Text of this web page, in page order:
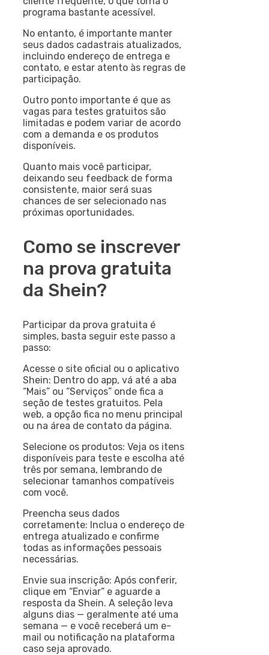
programa bastante acessível.
No entanto, é importante manter
seus dados cadastrais atualizados,
incluindo endereço de entrega e
contato, e estar atento às regras de
participação.
Outro ponto importante é que as
vagas para testes gratuitos são
limitadas e podem variar de acordo
com a demanda e os produtos
disponíveis.
Quanto mais você participar,
deixando seu feedback de forma
consistente, maior será suas
chances de ser selecionado nas
próximas oportunidades.
Como se inscrever
na prova gratuita
da Shein?
Participar da prova gratuita é
simples, basta seguir este passo a
passo:
Acesse o site oficial ou o aplicativo
Shein: Dentro do app, vá até a aba
“Mais” ou “Serviços” onde fica a
seção de testes gratuitos. Pela
web, a opção fica no menu principal
ou na área de contato da página.
Selecione os produtos: Veja os itens
disponíveis para teste e escolha até
três por semana, lembrando de
selecionar tamanhos compatíveis
com você.
Preencha seus dados
corretamente: Inclua o endereço de
entrega atualizado e confirme
todas as informações pessoais
necessárias.
Envie sua inscrição: Após conferir,
clique em “Enviar” e aguarde a
resposta da Shein. A seleção leva
alguns dias — geralmente até uma
semana — e você receberá um e-
mail ou notificação na plataforma
caso seja aprovado.